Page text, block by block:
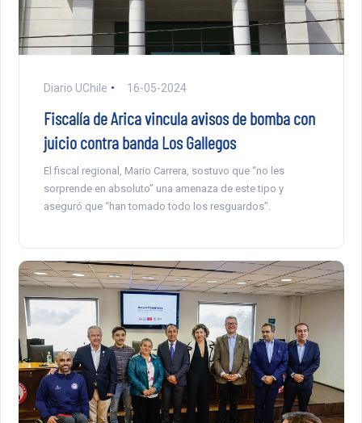
Diario UChile 16-05-2024
Fiscalía de Arica vincula avisos de bomba con
juicio contra banda Los Gallegos
El fiscal regional, Mario Carrera, sostuvo que “no les
sorprende en absoluto” una amenaza de este tipo y
aseguró que “han tomado todo los resguardos”.